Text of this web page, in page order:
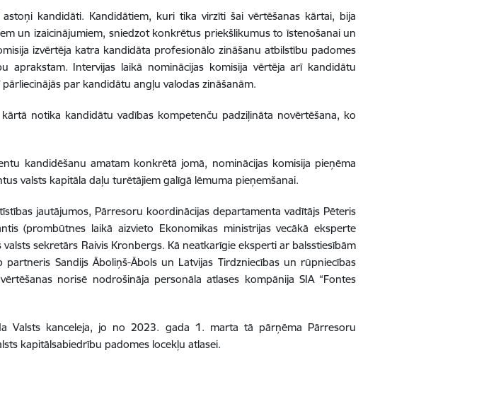
kandidāti. Kandidātiem, kuri tika virzīti šai vērtēšanas kārtai, bija
un izaicinājumiem, sniedzot konkrētus priekšlikumus to īstenošanai un
izvērtēja katra kandidāta profesionālo zināšanu atbilstību padomes
aprakstam. Intervijas laikā nominācijas komisija vērtēja arī kandidātu
par kandidātu angļu valodas zināšanām.
notika kandidātu vadības kompetenču padziļināta novērtēšana, ko
kandidēšanu amatam konkrētā jomā, nominācijas komisija pieņēma
valsts kapitāla daļu turētājiem galīgā lēmuma pieņemšanai.
jautājumos, Pārresoru koordinācijas departamenta vadītājs Pēteris
(prombūtnes laikā aizvieto Ekonomikas ministrijas vecākā eksperte
sekretārs Raivis Kronbergs. Kā neatkarīgie eksperti ar balsstiesībām
Sandijs Āboliņš-Ābols un Latvijas Tirdzniecības un rūpniecības
norisē nodrošināja personāla atlases kompānija SIA “Fontes
Valsts kanceleja, jo no 2023. gada 1. marta tā pārņēma Pārresoru
kapitālsabiedrību padomes locekļu atlasei.